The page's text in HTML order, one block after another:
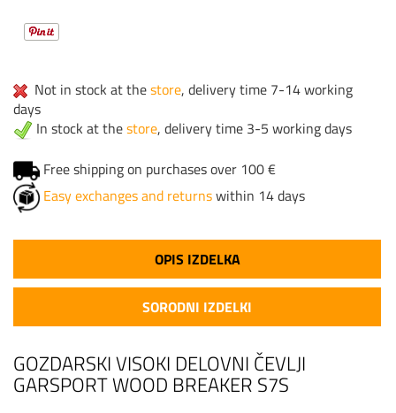
Not in stock at thestore, delivery time 7-14 working
days
In stock at thestore, delivery time 3-5 working days
Free shipping on purchases over 100 €
Easy exchanges and returnswithin 14 days
OPIS IZDELKA
SORODNI IZDELKI
GOZDARSKI VISOKI DELOVNI ČEVLJI
GARSPORT WOOD BREAKER S7S